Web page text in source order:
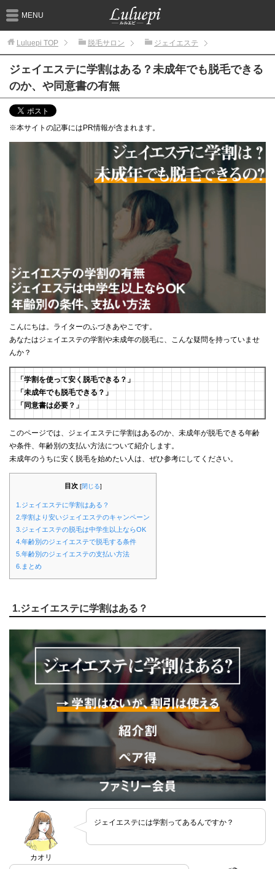
MENU
Luluepi TOP 脱毛サロン ジェイエステ
ジェイエステに学割はある？未成年でも脱毛できる
のか、や同意書の有無
※本サイトの記事にはPR情報が含まれます。
こんにちは。ライターのふづきあやこです。
あなたはジェイエステの学割や未成年の脱毛に、こんな疑問を持っていませ
んか？
「学割を使って安く脱毛できる？」
「未成年でも脱毛できる？」
「同意書は必要？」
このページでは、ジェイエステに学割はあるのか、未成年が脱毛できる年齢
や条件、年齢別の支払い方法について紹介します。
未成年のうちに安く脱毛を始めたい人は、ぜひ参考にしてください。
目次 [閉じる]
1.ジェイエステに学割はある？
2.学割より安いジェイエステのキャンペーン
3.ジェイエステの脱毛は中学生以上ならOK
4.年齢別のジェイエステで脱毛する条件
5.年齢別のジェイエステの支払い方法
6.まとめ
1.ジェイエステに学割はある？
カオリ
ジェイエステには学割ってあるんですか？